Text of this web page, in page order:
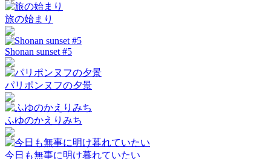
旅の始まり
Shonan sunset #5
パリポンヌフの夕景
ふゆのかえりみち
今日も無事に明け暮れていたい